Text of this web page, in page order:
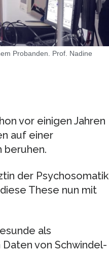
Probanden. Prof. Nadine
vor einigen Jahren
auf einer
beruhen.
der Psychosomatik
These nun mit
als
von Schwindel-